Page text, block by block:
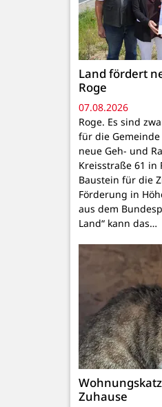
Land fördert
Roge
07.08.2026
Roge. Es sind
für die
neue Geh- und
Kreisstraße 61 in
Baustein für die
Förderung in
aus dem
Land“ kann das…
Zuhause